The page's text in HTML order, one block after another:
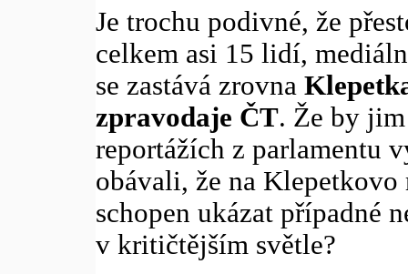
Je trochu podivné, že
celkem asi 15 lidí,
se zastává zrovna
zpravodaje ČT. Že by
reportážích z parlamentu
obávali, že na
schopen ukázat případné
v kritičtějším světle?